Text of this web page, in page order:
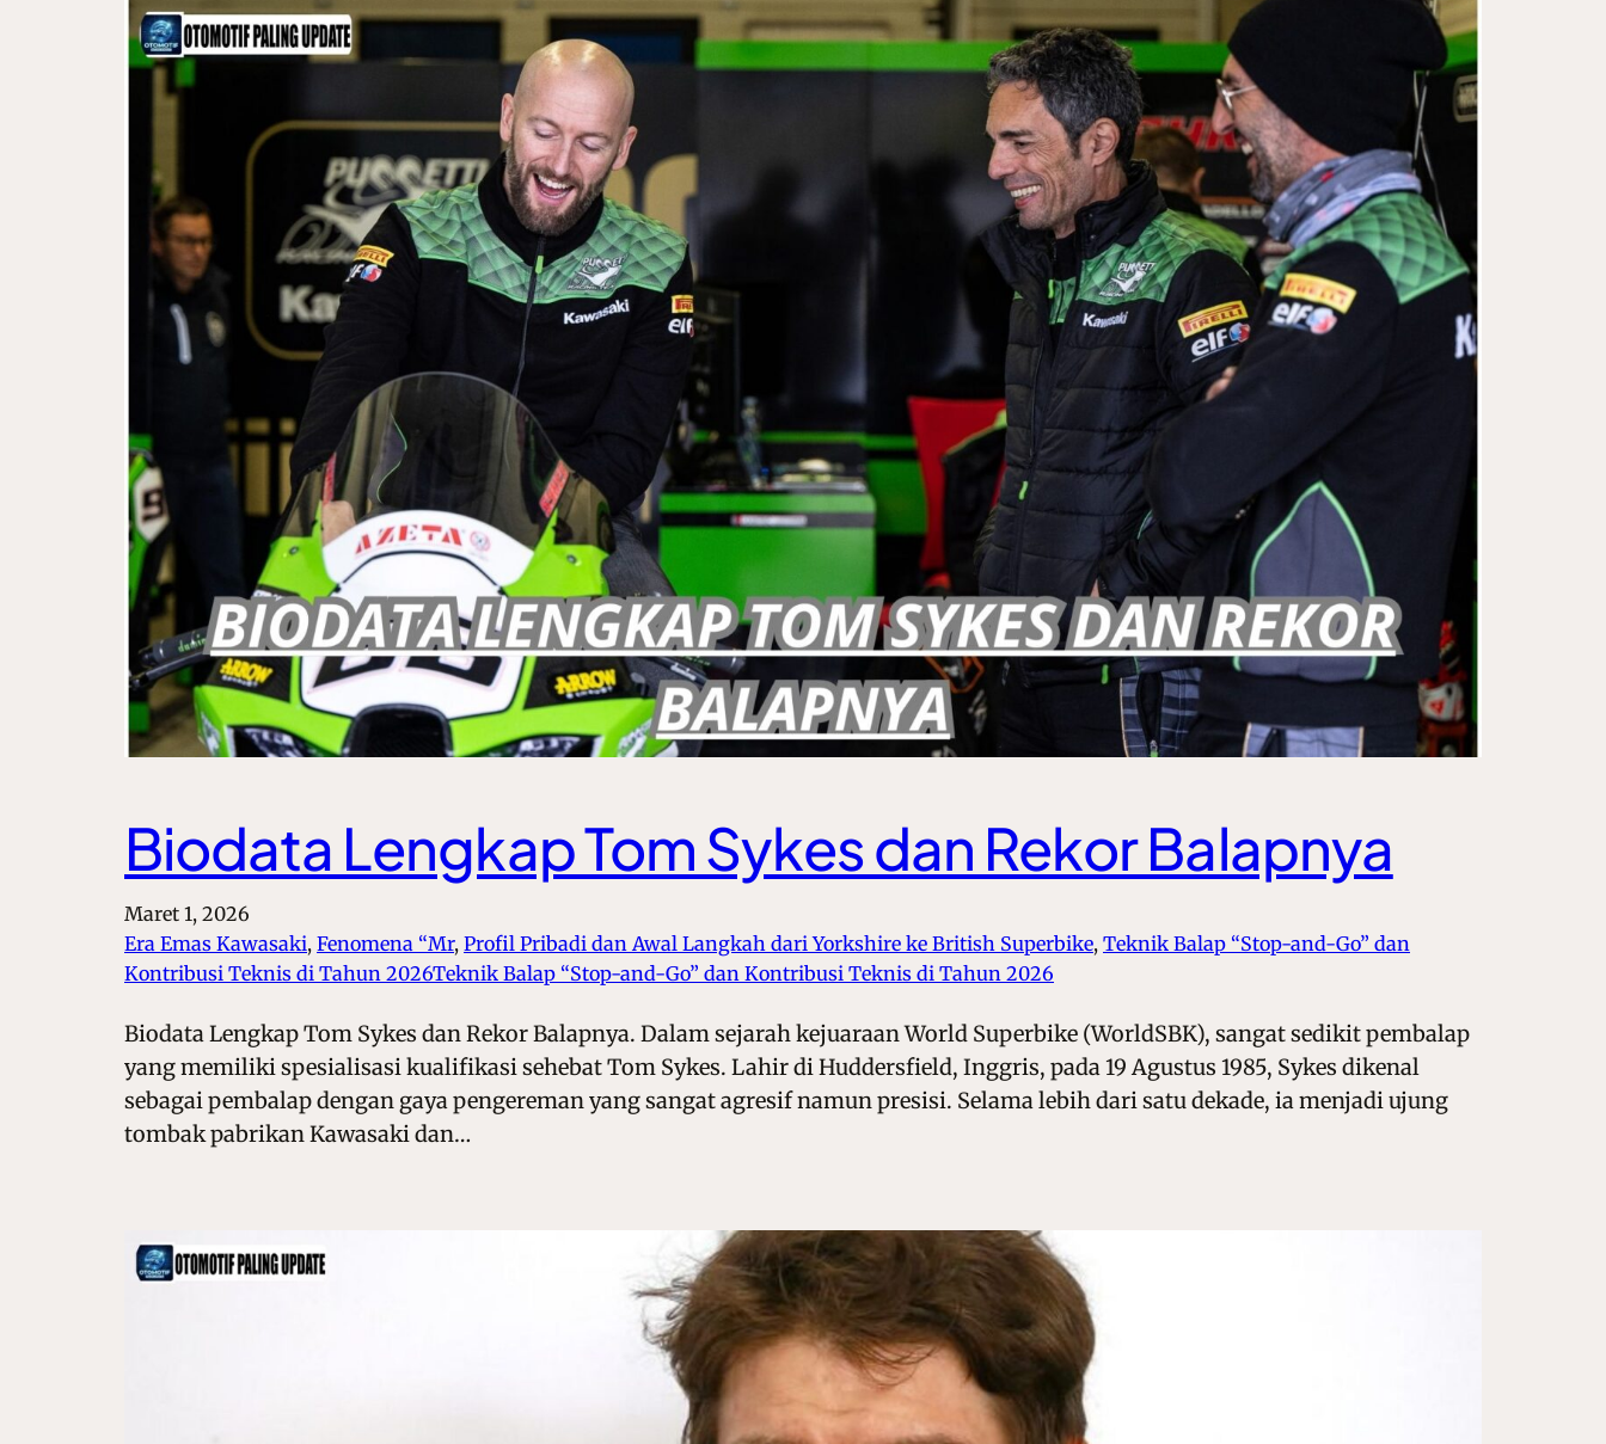
Biodata Lengkap Tom Sykes dan Rekor Balapnya
Maret 1, 2026
Era Emas Kawasaki, Fenomena “Mr, Profil Pribadi dan Awal Langkah dari Yorkshire ke British Superbike, Teknik Balap “Stop-and-Go” dan
Kontribusi Teknis di Tahun 2026Teknik Balap “Stop-and-Go” dan Kontribusi Teknis di Tahun 2026
Biodata Lengkap Tom Sykes dan Rekor Balapnya. Dalam sejarah kejuaraan World Superbike (WorldSBK), sangat sedikit pembalap
yang memiliki spesialisasi kualifikasi sehebat Tom Sykes. Lahir di Huddersfield, Inggris, pada 19 Agustus 1985, Sykes dikenal
sebagai pembalap dengan gaya pengereman yang sangat agresif namun presisi. Selama lebih dari satu dekade, ia menjadi ujung
tombak pabrikan Kawasaki dan…